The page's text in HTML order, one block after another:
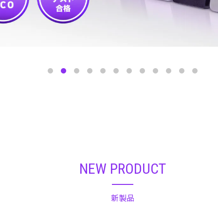
NEW PRODUCT
新製品